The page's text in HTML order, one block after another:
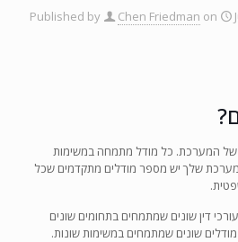
Published by Chen Friedman on
של המערכת. כל מודל מתמחה במשימות
במערכת שלך יש מספר מודלים מתקדמים שכל
דין שונים שמתמחים בתחומים שונים
מודלים שונים שמתמחים במשימות שונות.